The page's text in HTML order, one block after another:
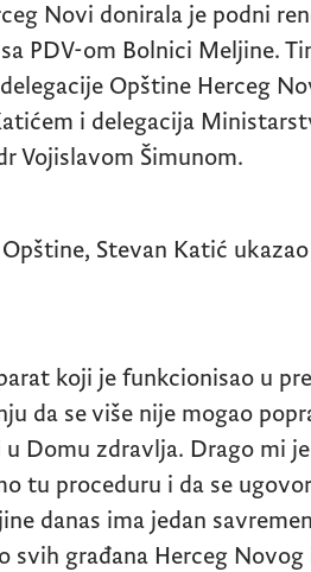
Novi donirala je podni
PDV-om Bolnici Meljine.
Opštine Herceg
i delegacija
Vojislavom Šimunom.
Stevan Katić
koji je funkcionisao u
da se više nije mogao
u Domu zdravlja. Drago mi
tu proceduru i da se
danas ima jedan
svih građana Herceg